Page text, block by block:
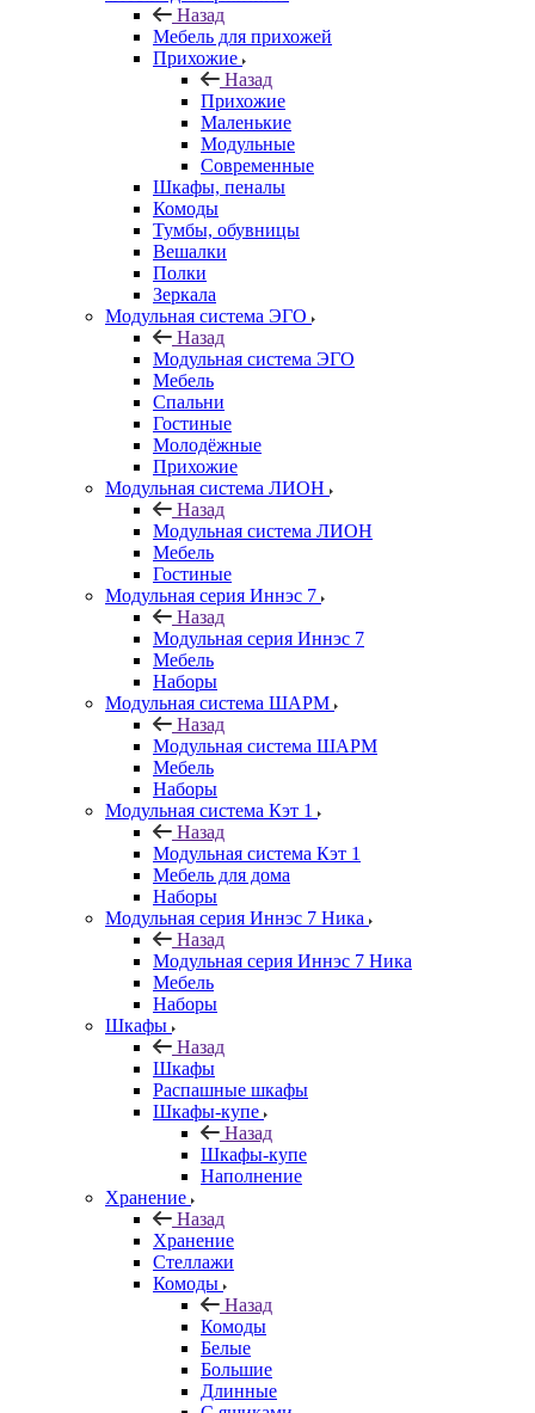
Назад
Мебель для прихожей
Прихожие
Назад
Прихожие
Маленькие
Модульные
Современные
Шкафы, пеналы
Комоды
Тумбы, обувницы
Вешалки
Полки
Зеркала
Модульная система ЭГО
Назад
Модульная система ЭГО
Мебель
Спальни
Гостиные
Молодёжные
Прихожие
Модульная система ЛИОН
Назад
Модульная система ЛИОН
Мебель
Гостиные
Модульная серия Иннэс 7
Назад
Модульная серия Иннэс 7
Мебель
Наборы
Модульная система ШАРМ
Назад
Модульная система ШАРМ
Мебель
Наборы
Модульная система Кэт 1
Назад
Модульная система Кэт 1
Мебель для дома
Наборы
Модульная серия Иннэс 7 Ника
Назад
Модульная серия Иннэс 7 Ника
Мебель
Наборы
Шкафы
Назад
Шкафы
Распашные шкафы
Шкафы-купе
Назад
Шкафы-купе
Наполнение
Хранение
Назад
Хранение
Стеллажи
Комоды
Назад
Комоды
Белые
Большие
Длинные